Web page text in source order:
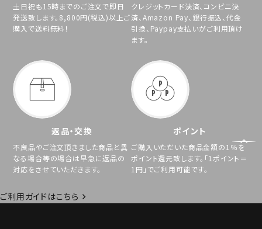
土日祝も15時までのご注文で即日
発送致します。8,800円(税込)以上ご
購入で送料無料！
クレジットカード決済、コンビニ決
済、Amazon Pay、銀行振込、代金
引換、Paypay支払いがご利用頂け
ます。
返品・交換
不良品やご注文頂きました商品と異
なる場合等の場合は早急に返品の
対応をさせていただきます。
ポイント
ご購入いただいた商品金額の1％を
ポイント還元致します。「1ポイント＝
1円」でご利用可能です。
ご利用ガイドはこちら